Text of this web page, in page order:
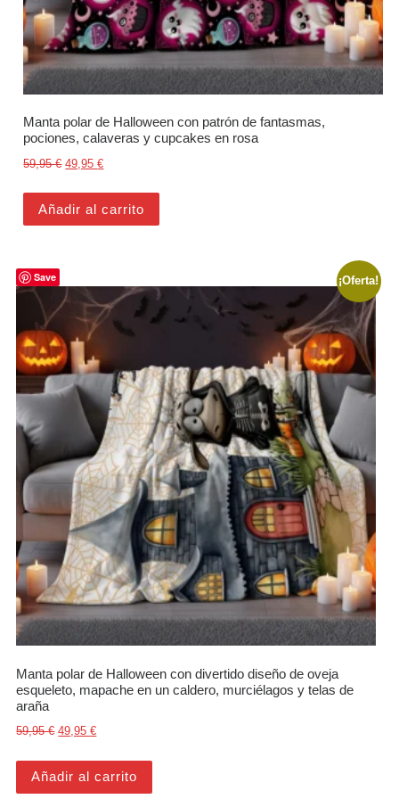
Manta polar de Halloween con patrón de fantasmas,
pociones, calaveras y cupcakes en rosa
59,95€ El precio original era: 59,95 €.
49,95€El precio actual es: 49,95 €.
Añadir al carrito
Save ¡Oferta!
Manta polar de Halloween con divertido diseño de oveja
esqueleto, mapache en un caldero, murciélagos y telas de
araña
59,95€ El precio original era: 59,95 €.
49,95€El precio actual es: 49,95 €.
Añadir al carrito